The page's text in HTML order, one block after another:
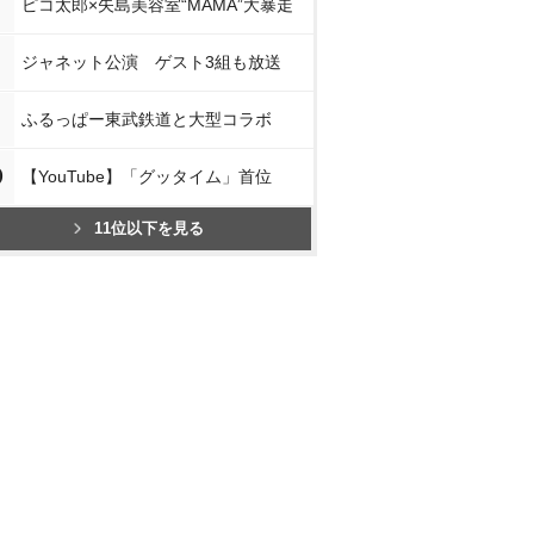
ピコ太郎×矢島美容室“MAMA”大暴走
ジャネット公演 ゲスト3組も放送
ふるっぱー東武鉄道と大型コラボ
【YouTube】「グッタイム」首位
11位以下を見る